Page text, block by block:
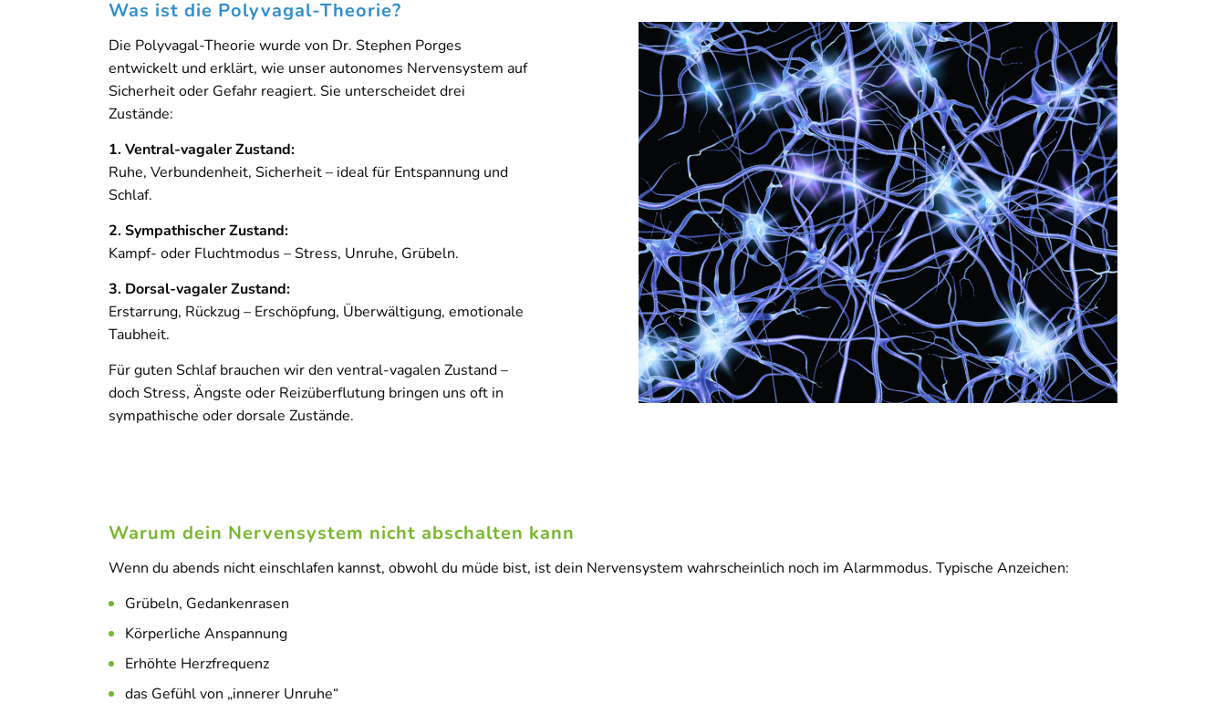
Was ist die Polyvagal-Theorie?
Die Polyvagal-Theorie wurde von Dr. Stephen Porges
entwickelt und erklärt, wie unser autonomes Nervensystem auf
Sicherheit oder Gefahr reagiert. Sie unterscheidet drei
Zustände:
1. Ventral-vagaler Zustand:
Ruhe, Verbundenheit, Sicherheit – ideal für Entspannung und
Schlaf.
2. Sympathischer Zustand:
Kampf- oder Fluchtmodus – Stress, Unruhe, Grübeln.
3. Dorsal-vagaler Zustand:
Erstarrung, Rückzug – Erschöpfung, Überwältigung, emotionale
Taubheit.
Für guten Schlaf brauchen wir den ventral-vagalen Zustand –
doch Stress, Ängste oder Reizüberflutung bringen uns oft in
sympathische oder dorsale Zustände.
Warum dein Nervensystem nicht abschalten kann
Wenn du abends nicht einschlafen kannst, obwohl du müde bist, ist dein Nervensystem wahrscheinlich noch im Alarmmodus. Typische Anzeichen:
Grübeln, Gedankenrasen
Körperliche Anspannung
Erhöhte Herzfrequenz
das Gefühl von „innerer Unruhe“